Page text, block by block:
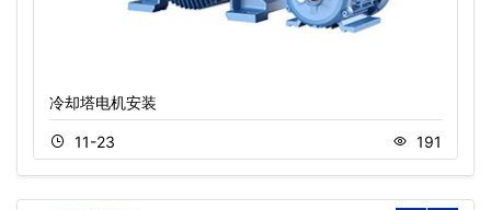
冷却塔电机安装
11-23 191